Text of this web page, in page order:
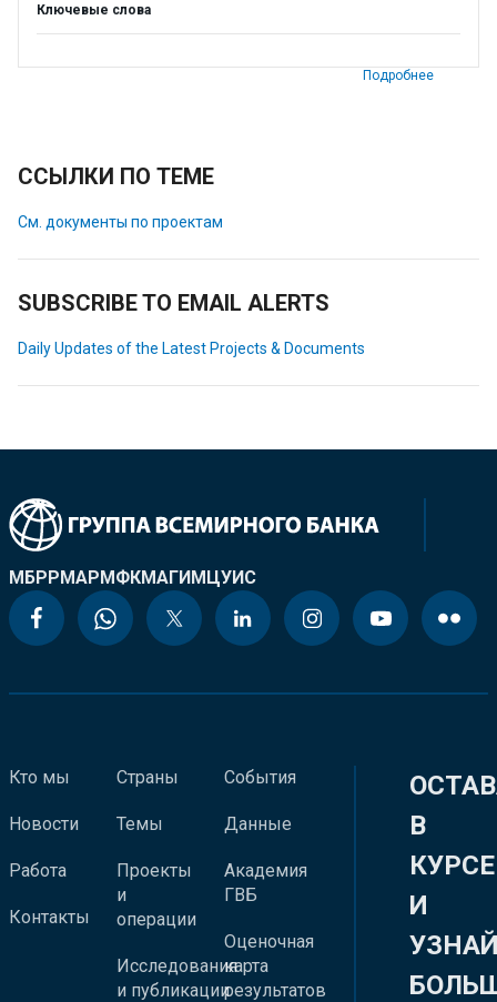
Ключевые слова
Подробнее
ССЫЛКИ ПО ТЕМЕ
См. документы по проектам
SUBSCRIBE TO EMAIL ALERTS
Daily Updates of the Latest Projects & Documents
МБРРМАРМФКМАГИМЦУИС
Кто мы
Новости
Работа
Контакты
Страны
Темы
Проекты
и
операции
Исследования
и публикации
События
Данные
Академия
ГВБ
Оценочная
карта
результатов
В
КУРСЕ
И